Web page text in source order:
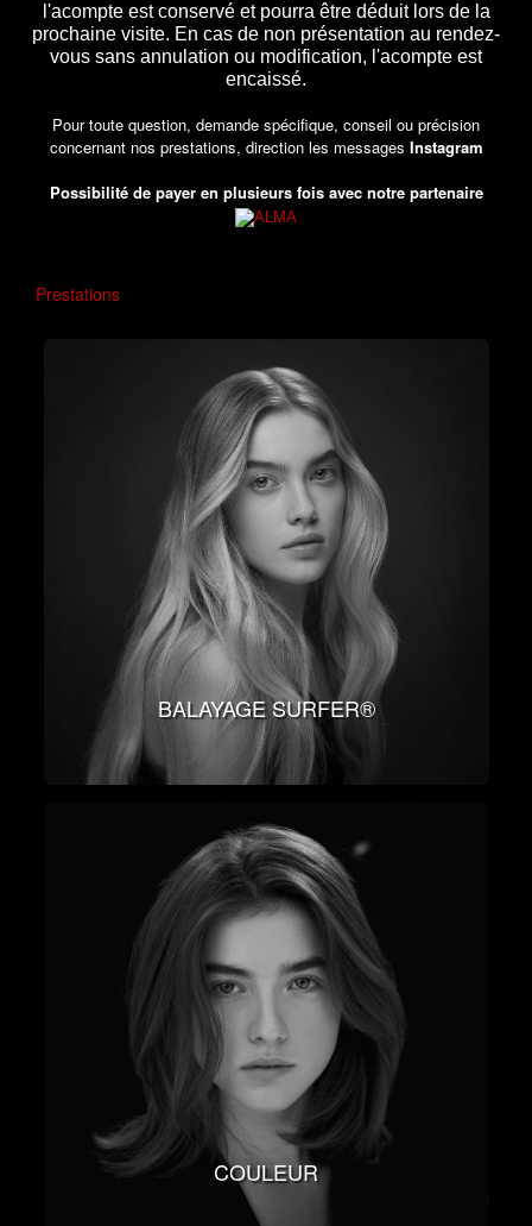
l'acompte est conservé et pourra être déduit lors de la
prochaine visite. En cas de non présentation au rendez-
vous sans annulation ou modification, l'acompte est
encaissé.
Pour toute question, demande spécifique, conseil ou précision
concernant nos prestations, direction les messages Instagram
Possibilité de payer en plusieurs fois avec notre partenaire
Prestations
BALAYAGE SURFER®
COULEUR